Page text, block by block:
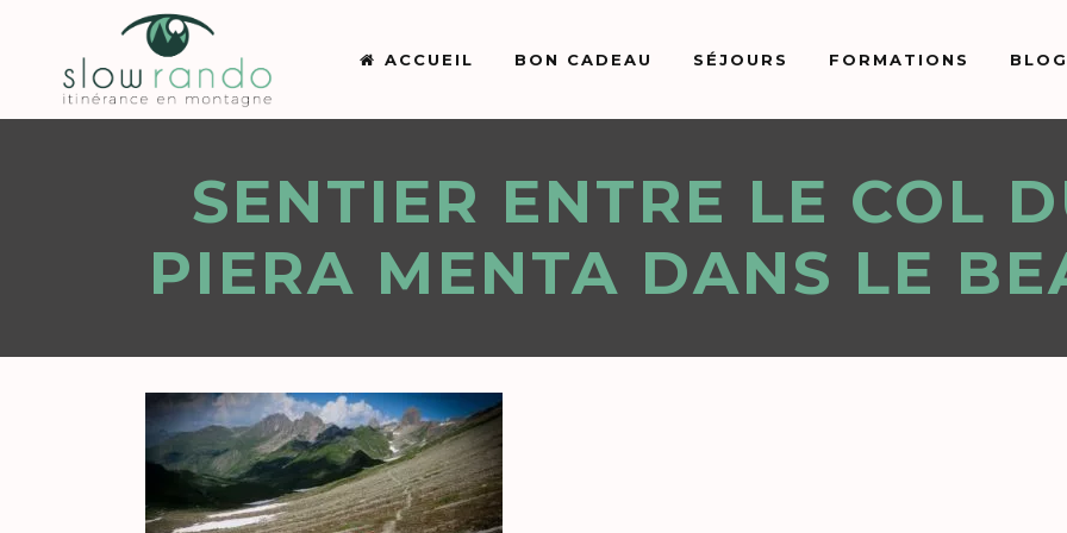
ACCUEIL BON CADEAU SÉJOURS FORMATIONS BLOG
SENTIER ENTRE LE COL
PIERA MENTA DANS LE